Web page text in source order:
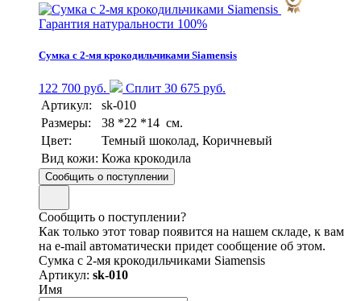
Гарантия натуральности 100%
Сумка с 2-мя крокодильчиками Siamensis
122 700 руб.
Сплит 30 675 руб.
Артикул:
sk-010
Размеры:
38 *22 *14 см.
Цвет:
Темный шоколад, Коричневый
Вид кожи: Кожа крокодила
Сообщить о поступлении
Сообщить о поступлении?
Как только этот товар появится на нашем складе, к вам
на e-mail автоматически придет сообщение об этом.
Сумка с 2-мя крокодильчиками Siamensis
Артикул: sk-010
Имя